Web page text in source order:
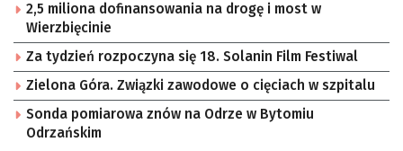
2,5 miliona dofinansowania na drogę i most w
Wierzbięcinie
Za tydzień rozpoczyna się 18. Solanin Film Festiwal
Zielona Góra. Związki zawodowe o cięciach w szpitalu
Sonda pomiarowa znów na Odrze w Bytomiu
Odrzańskim